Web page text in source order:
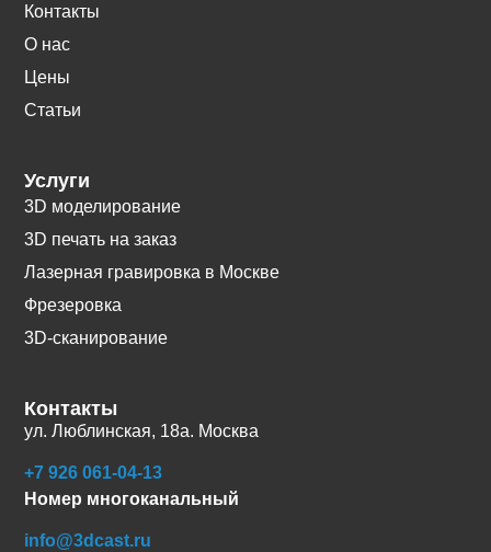
Контакты
О нас
Цены
Статьи
Услуги
3D моделирование
3D печать на заказ
Лазерная гравировка в Москве
Фрезеровка
3D-сканирование
Контакты
ул. Люблинская, 18а. Москва
+7 926 061-04-13
Номер многоканальный
info@3dcast.ru